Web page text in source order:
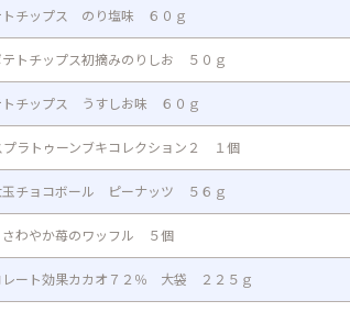
チップス のり塩味 ６０ｇ
トチップス初摘みのりしお ５０ｇ
チップス うすしお味 ６０ｇ
ラトゥーンブキコレクション２ １個
チョコボール ピーナッツ ５６ｇ
わやか苺のワッフル ５個
ート効果カカオ７２％ 大袋 ２２５ｇ